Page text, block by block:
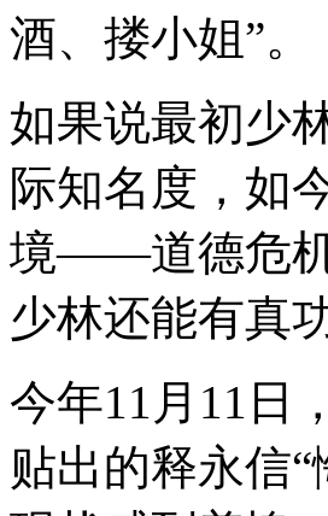
酒、搂小姐”。
如果说最初少
际知名度，如
境——道德危机
少林还能有真
今年11月11日
贴出的释永信